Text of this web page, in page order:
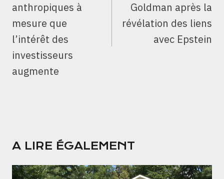
anthropiques à
mesure que
l’intérêt des
investisseurs
augmente
Goldman après la
révélation des liens
avec Epstein
A LIRE ÉGALEMENT